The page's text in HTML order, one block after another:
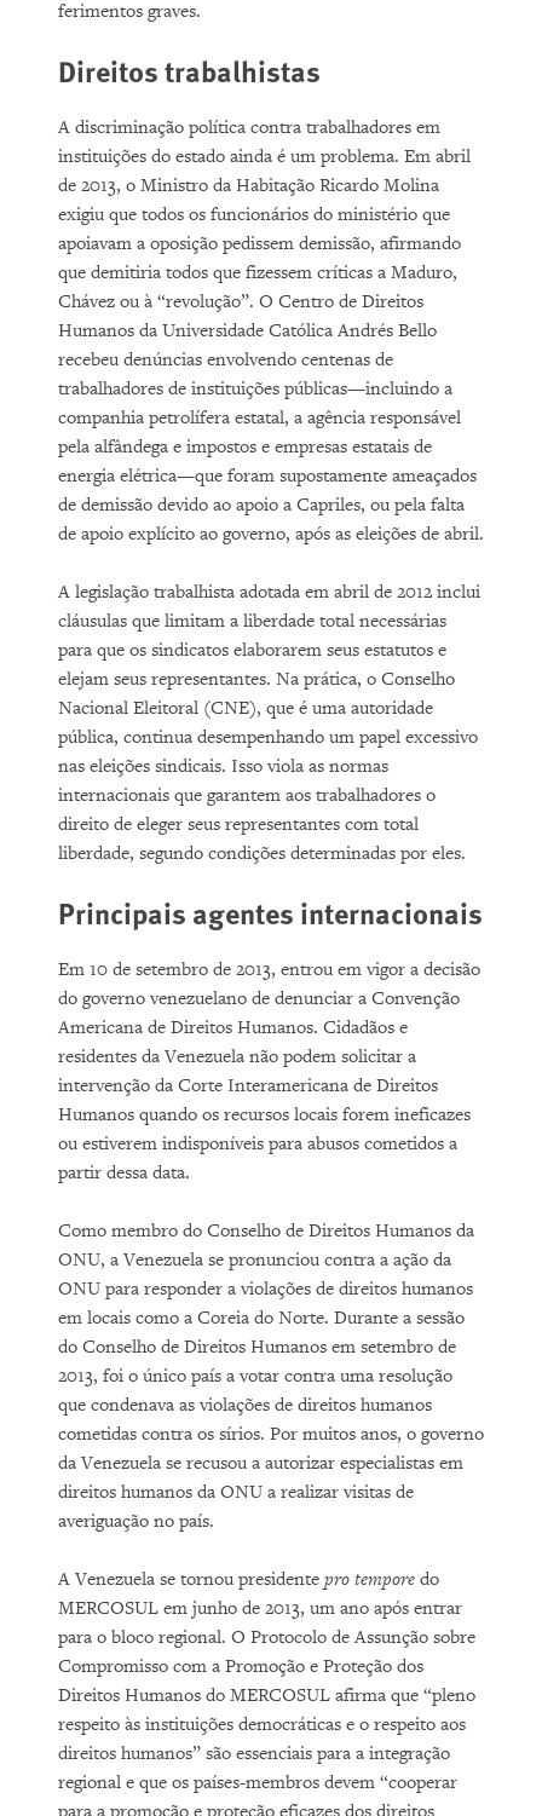
ferimentos graves.
Direitos trabalhistas
A discriminação política contra trabalhadores em
instituições do estado ainda é um problema. Em abril
de 2013, o Ministro da Habitação Ricardo Molina
exigiu que todos os funcionários do ministério que
apoiavam a oposição pedissem demissão, afirmando
que demitiria todos que fizessem críticas a Maduro,
Chávez ou à “revolução”. O Centro de Direitos
Humanos da Universidade Católica Andrés Bello
recebeu denúncias envolvendo centenas de
trabalhadores de instituições públicas—incluindo a
companhia petrolífera estatal, a agência responsável
pela alfândega e impostos e empresas estatais de
energia elétrica—que foram supostamente ameaçados
de demissão devido ao apoio a Capriles, ou pela falta
de apoio explícito ao governo, após as eleições de abril.
A legislação trabalhista adotada em abril de 2012 inclui
cláusulas que limitam a liberdade total necessárias
para que os sindicatos elaborarem seus estatutos e
elejam seus representantes. Na prática, o Conselho
Nacional Eleitoral (CNE), que é uma autoridade
pública, continua desempenhando um papel excessivo
nas eleições sindicais. Isso viola as normas
internacionais que garantem aos trabalhadores o
direito de eleger seus representantes com total
liberdade, segundo condições determinadas por eles.
Principais agentes internacionais
Em 10 de setembro de 2013, entrou em vigor a decisão
do governo venezuelano de denunciar a Convenção
Americana de Direitos Humanos. Cidadãos e
residentes da Venezuela não podem solicitar a
intervenção da Corte Interamericana de Direitos
Humanos quando os recursos locais forem ineficazes
ou estiverem indisponíveis para abusos cometidos a
partir dessa data.
Como membro do Conselho de Direitos Humanos da
ONU, a Venezuela se pronunciou contra a ação da
ONU para responder a violações de direitos humanos
em locais como a Coreia do Norte. Durante a sessão
do Conselho de Direitos Humanos em setembro de
2013, foi o único país a votar contra uma resolução
que condenava as violações de direitos humanos
cometidas contra os sírios. Por muitos anos, o governo
da Venezuela se recusou a autorizar especialistas em
direitos humanos da ONU a realizar visitas de
averiguação no país.
A Venezuela se tornou presidente pro tempore do
MERCOSUL em junho de 2013, um ano após entrar
para o bloco regional. O Protocolo de Assunção sobre
Compromisso com a Promoção e Proteção dos
Direitos Humanos do MERCOSUL afirma que “pleno
respeito às instituições democráticas e o respeito aos
direitos humanos” são essenciais para a integração
regional e que os países-membros devem “cooperar